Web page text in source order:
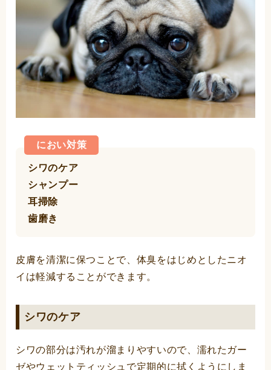
におい対策
シワのケア
シャンプー
耳掃除
歯磨き
皮膚を清潔に保つことで、体臭をはじめとしたニオ
イは軽減することができます。
シワのケア
シワの部分は汚れが溜まりやすいので、濡れたガー
ゼやウェットティッシュで定期的に拭くようにしま